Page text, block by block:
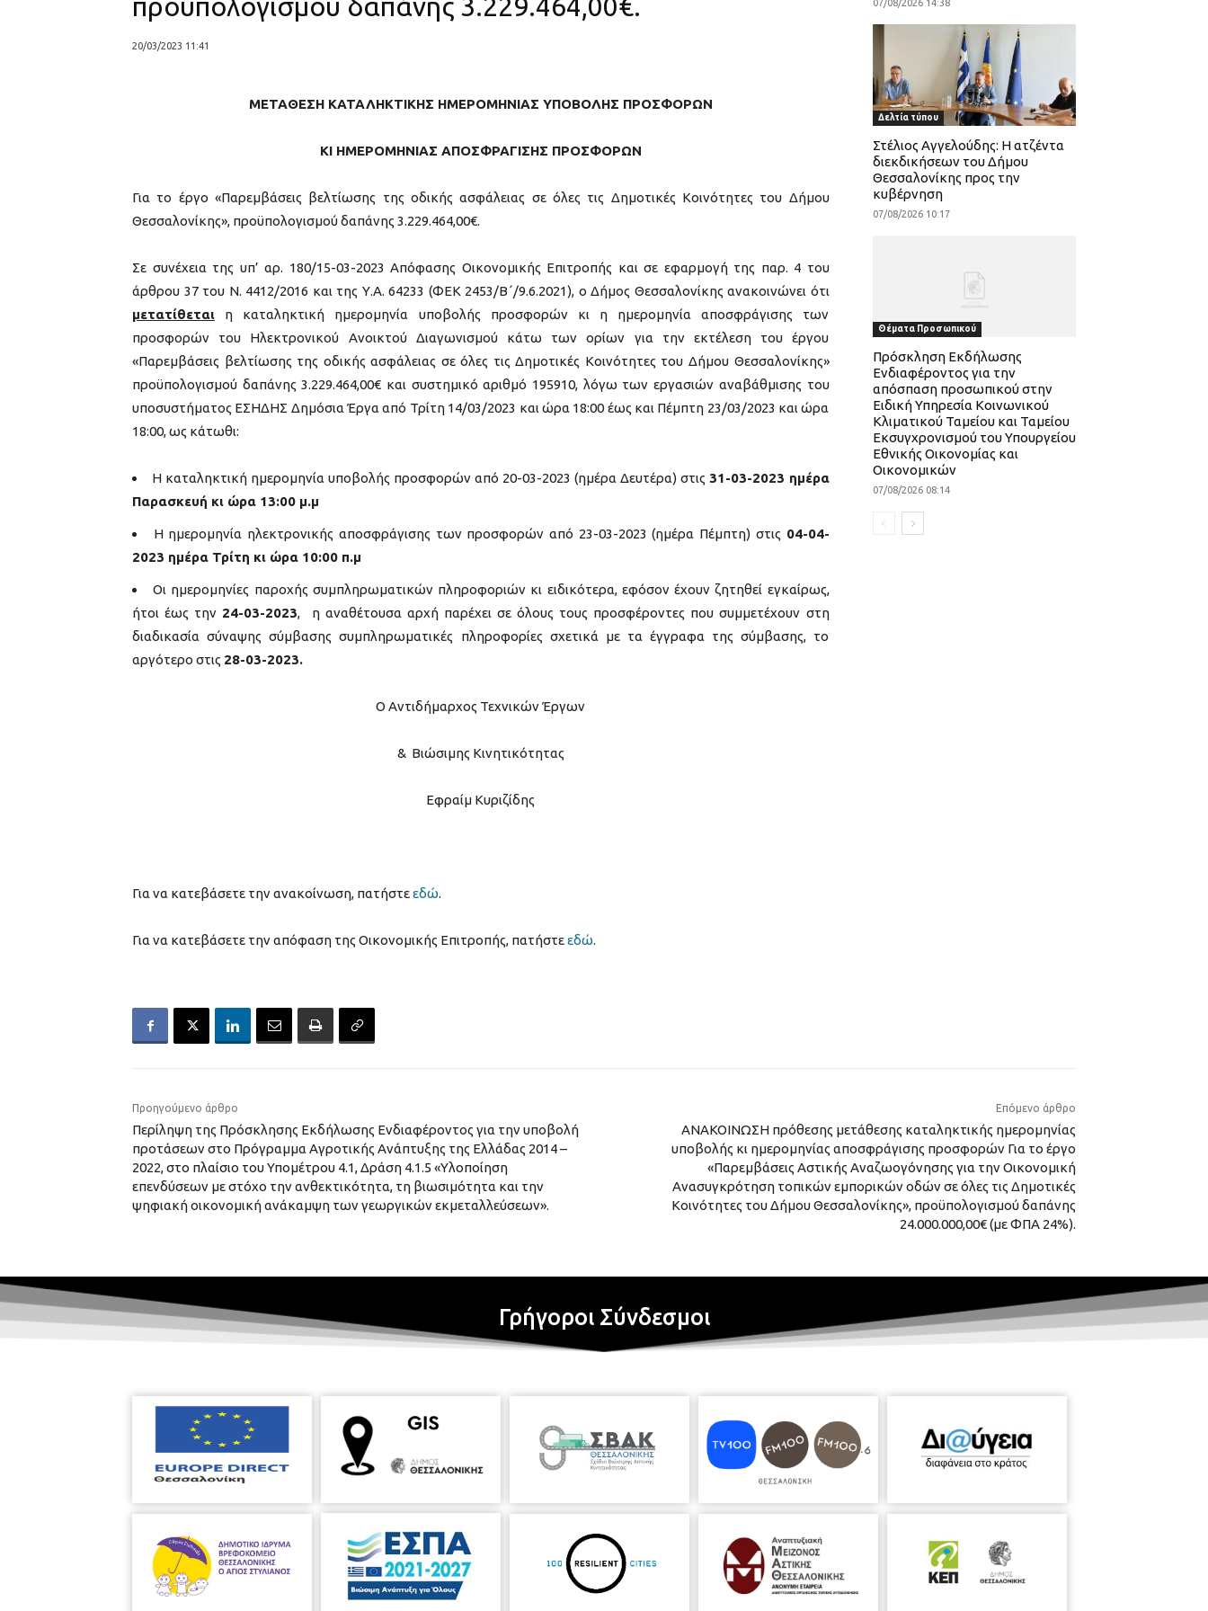
20/03/2023 11:41
ΜΕΤΑΘΕΣΗ ΚΑΤΑΛΗΚΤΙΚΗΣ ΗΜΕΡΟΜΗΝΙΑΣ ΥΠΟΒΟΛΗΣ ΠΡΟΣΦΟΡΩΝ
ΚΙ ΗΜΕΡΟΜΗΝΙΑΣ ΑΠΟΣΦΡΑΓΙΣΗΣ ΠΡΟΣΦΟΡΩΝ
Για το έργο «Παρεμβάσεις βελτίωσης της οδικής ασφάλειας σε όλες τις Δημοτικές Κοινότητες του Δήμου
Θεσσαλονίκης», προϋπολογισμού δαπάνης 3.229.464,00€.
Σε συνέχεια της υπ’ αρ. 180/15-03-2023 Απόφασης Οικονομικής Επιτροπής και σε εφαρμογή της παρ. 4 του
άρθρου 37 του Ν. 4412/2016 και της Υ.Α. 64233 (ΦΕΚ 2453/Β΄/9.6.2021), ο Δήμος Θεσσαλονίκης ανακοινώνει ότι
μετατίθεται η καταληκτική ημερομηνία υποβολής προσφορών κι η ημερομηνία αποσφράγισης των
προσφορών του Ηλεκτρονικού Ανοικτού Διαγωνισμού κάτω των ορίων για την εκτέλεση του έργου
«Παρεμβάσεις βελτίωσης της οδικής ασφάλειας σε όλες τις Δημοτικές Κοινότητες του Δήμου Θεσσαλονίκης»
προϋπολογισμού δαπάνης 3.229.464,00€ και συστημικό αριθμό 195910, λόγω των εργασιών αναβάθμισης του
υποσυστήματος ΕΣΗΔΗΣ Δημόσια Έργα από Τρίτη 14/03/2023 και ώρα 18:00 έως και Πέμπτη 23/03/2023 και ώρα
18:00, ως κάτωθι:
Η καταληκτική ημερομηνία υποβολής προσφορών από 20-03-2023 (ημέρα Δευτέρα) στις 31-03-2023 ημέρα
Παρασκευή κι ώρα 13:00 μ.μ
Η ημερομηνία ηλεκτρονικής αποσφράγισης των προσφορών από 23-03-2023 (ημέρα Πέμπτη) στις 04-04-
2023 ημέρα Τρίτη κι ώρα 10:00 π.μ
Οι ημερομηνίες παροχής συμπληρωματικών πληροφοριών κι ειδικότερα, εφόσον έχουν ζητηθεί εγκαίρως,
ήτοι έως την 24-03-2023,
η αναθέτουσα αρχή παρέχει σε όλους τους προσφέροντες που συμμετέχουν στη
διαδικασία σύναψης σύμβασης συμπληρωματικές πληροφορίες σχετικά με τα έγγραφα της σύμβασης, το
αργότερο στις 28-03-2023.
Ο Αντιδήμαρχος Τεχνικών Έργων
& Βιώσιμης Κινητικότητας
Εφραίμ Κυριζίδης
Για να κατεβάσετε την ανακοίνωση, πατήστεεδώ.
Για να κατεβάσετε την απόφαση της Οικονομικής Επιτροπής, πατήστεεδώ.
07/08/2026 14:38
Δελτία τύπου
Στέλιος Αγγελούδης: Η ατζέντα
διεκδικήσεων του Δήμου
Θεσσαλονίκης προς την
κυβέρνηση
07/08/2026 10:17
Θέματα Προσωπικού
Πρόσκληση Εκδήλωσης
Ενδιαφέροντος για την
απόσπαση προσωπικού στην
Ειδική Υπηρεσία Κοινωνικού
Κλιματικού Ταμείου και Ταμείου
Εκσυγχρονισμού του Υπουργείου
Εθνικής Οικονομίας και
Οικονομικών
07/08/2026 08:14
Προηγούμενο άρθρο
Περίληψη της Πρόσκλησης Εκδήλωσης Ενδιαφέροντος για την υποβολή
προτάσεων στο Πρόγραμμα Αγροτικής Ανάπτυξης της Ελλάδας 2014 –
2022, στο πλαίσιο του Υπομέτρου 4.1, Δράση 4.1.5 «Υλοποίηση
επενδύσεων με στόχο την ανθεκτικότητα, τη βιωσιμότητα και την
ψηφιακή οικονομική ανάκαμψη των γεωργικών εκμεταλλεύσεων».
Επόμενο άρθρο
ΑΝΑΚΟΙΝΩΣΗ πρόθεσης μετάθεσης καταληκτικής ημερομηνίας
υποβολής κι ημερομηνίας αποσφράγισης προσφορών Για το έργο
«Παρεμβάσεις Αστικής Αναζωογόνησης για την Οικονομική
Ανασυγκρότηση τοπικών εμπορικών οδών σε όλες τις Δημοτικές
Κοινότητες του Δήμου Θεσσαλονίκης», προϋπολογισμού δαπάνης
24.000.000,00€ (με ΦΠΑ 24%).
Γρήγοροι Σύνδεσμοι